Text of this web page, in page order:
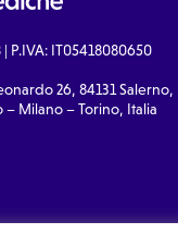
| P.IVA: IT05418080650
26, 84131 Salerno,
Milano – Torino, Italia